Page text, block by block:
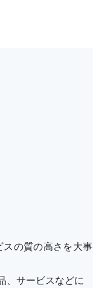
の質の高さを大事
、サービスなどに